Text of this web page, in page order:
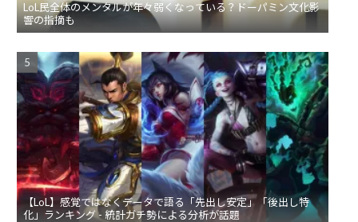
LoL民全体のメンタルが年々弱くなっている？ドーパミン文化影
響の指摘も
【LoL】感覚ではなくデータで語る「先出し安定」「後出し特
化」ランキング - 統計ガチ勢による分析が話題